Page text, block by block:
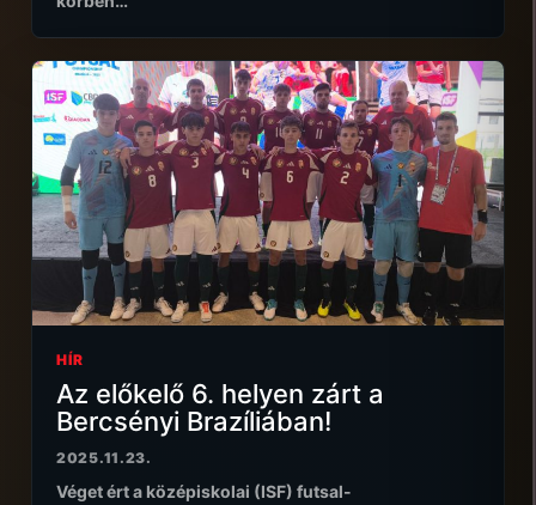
HÍR
Az előkelő 6. helyen zárt a
Bercsényi Brazíliában!
2025.11.23.
Véget ért a középiskolai (ISF) futsal-